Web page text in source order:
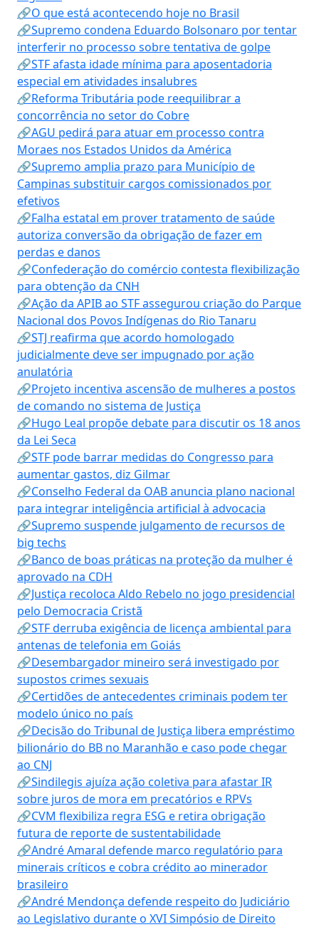
🔗O que está acontecendo hoje no Brasil
🔗Supremo condena Eduardo Bolsonaro por tentar
interferir no processo sobre tentativa de golpe
🔗STF afasta idade mínima para aposentadoria
especial em atividades insalubres
🔗Reforma Tributária pode reequilibrar a
concorrência no setor do Cobre
🔗AGU pedirá para atuar em processo contra
Moraes nos Estados Unidos da América
🔗Supremo amplia prazo para Município de
Campinas substituir cargos comissionados por
efetivos
🔗Falha estatal em prover tratamento de saúde
autoriza conversão da obrigação de fazer em
perdas e danos
🔗Confederação do comércio contesta flexibilização
para obtenção da CNH
🔗Ação da APIB ao STF assegurou criação do Parque
Nacional dos Povos Indígenas do Rio Tanaru
🔗STJ reafirma que acordo homologado
judicialmente deve ser impugnado por ação
anulatória
🔗Projeto incentiva ascensão de mulheres a postos
de comando no sistema de Justiça
🔗Hugo Leal propõe debate para discutir os 18 anos
da Lei Seca
🔗STF pode barrar medidas do Congresso para
aumentar gastos, diz Gilmar
🔗Conselho Federal da OAB anuncia plano nacional
para integrar inteligência artificial à advocacia
🔗Supremo suspende julgamento de recursos de
big techs
🔗Banco de boas práticas na proteção da mulher é
aprovado na CDH
🔗Justiça recoloca Aldo Rebelo no jogo presidencial
pelo Democracia Cristã
🔗STF derruba exigência de licença ambiental para
antenas de telefonia em Goiás
🔗Desembargador mineiro será investigado por
supostos crimes sexuais
🔗Certidões de antecedentes criminais podem ter
modelo único no país
🔗Decisão do Tribunal de Justiça libera empréstimo
bilionário do BB no Maranhão e caso pode chegar
ao CNJ
🔗Sindilegis ajuíza ação coletiva para afastar IR
sobre juros de mora em precatórios e RPVs
🔗CVM flexibiliza regra ESG e retira obrigação
futura de reporte de sustentabilidade
🔗André Amaral defende marco regulatório para
minerais críticos e cobra crédito ao minerador
brasileiro
🔗André Mendonça defende respeito do Judiciário
ao Legislativo durante o XVI Simpósio de Direito